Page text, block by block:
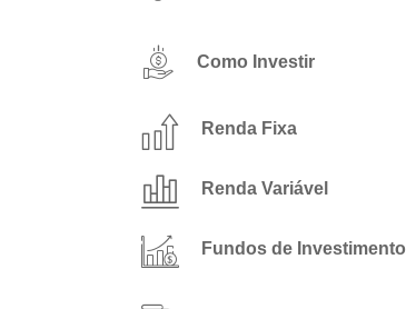
Como Investir
Renda Fixa
Renda Variável
Fundos de Investimento